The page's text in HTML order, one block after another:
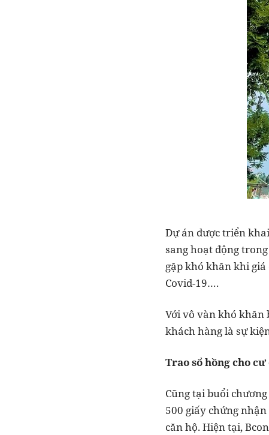
Dự án được triển
sang hoạt động
gặp khó khăn khi
Covid-19….
Với vô vàn khó khăn
khách hàng là sự
Trao sổ hồng cho
Cũng tại buổi
500 giấy chứng
căn hộ. Hiện tại,